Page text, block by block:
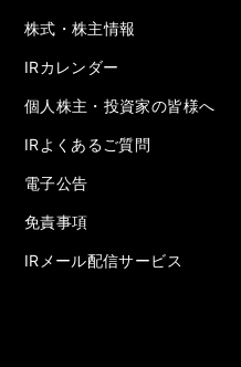
株式・株主情報
IRカレンダー
個人株主・投資家の皆様へ
IRよくあるご質問
電子公告
免責事項
IRメール配信サービス